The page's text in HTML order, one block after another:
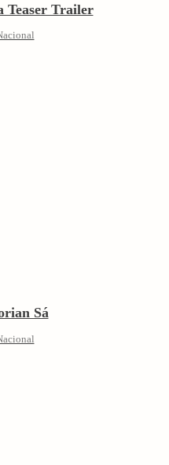
Teaser Trailer
Sá